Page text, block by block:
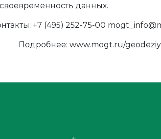
данных.
+7 (495) 252-75-00
Подробнее: www.mogt.ru/